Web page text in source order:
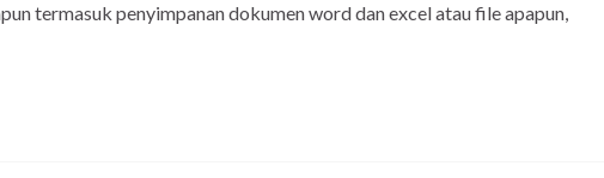
termasuk penyimpanan dokumen word dan excel atau file apapun,